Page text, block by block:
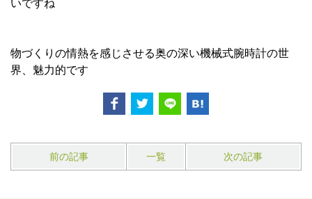
いですね
物づくりの情熱を感じさせる奥の深い機械式腕時計の世
界、魅力的です
前の記事 一覧 次の記事